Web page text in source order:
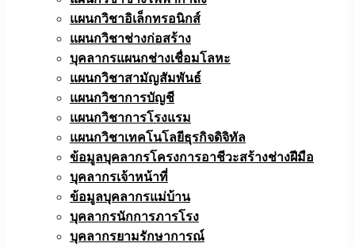
แผนกวิชาอิเล็กทรอนิกส์
แผนกวิชาช่างก่อสร้าง
บุคลากรแผนกช่างเชื่อมโลหะ
แผนกวิชาสามัญสัมพันธ์
แผนกวิชาการบัญชี
แผนกวิชาการโรงแรม
แผนกวิชาเทคโนโลยีธุรกิจดิจิทัล
ข้อมูลบุคลากรโครงการอาชีวะสร้างช่างฝีมือ
บุคลากรเจ้าหน้าที่
ข้อมูลบุคลากรแม่บ้าน
บุคลากรนักการภารโรง
บุคลากรยามรักษาการณ์